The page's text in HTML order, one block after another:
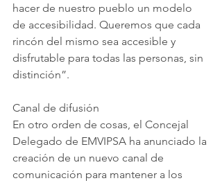
hacer de nuestro pueblo un modelo
de accesibilidad. Queremos que cada
rincón del mismo sea accesible y
disfrutable para todas las personas, sin
distinción”.
Canal de difusión
En otro orden de cosas, el Concejal
Delegado de EMVIPSA ha anunciado la
creación de un nuevo canal de
comunicación para mantener a los